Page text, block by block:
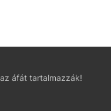
áfát tartalmazzák!